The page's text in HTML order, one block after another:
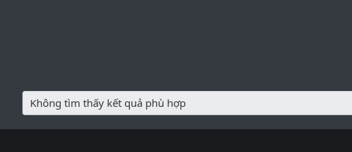
Không tìm thấy kết quả phù hợp